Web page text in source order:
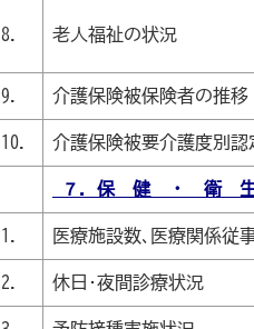
8. 老人福祉の状況
9. 介護保険被保険者の推移
10. 介護保険被要介護度別認
７．保 健 ・ 衛
1. 医療施設数､医療関係従
2. 休日･夜間診療状況